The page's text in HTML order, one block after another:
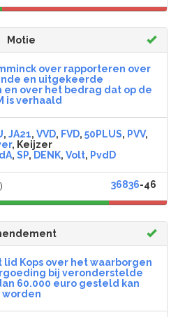
Motie
over rapporteren over
en uitgekeerde
over het bedrag dat op de
is verhaald
, JA21, VVD, FVD, 50PLUS, PVV,
, Keijzer
, SP, DENK, Volt, PvdD
) 36836-46
Kops over het waarborgen
bij veronderstelde
60.000 euro gesteld kan
worden